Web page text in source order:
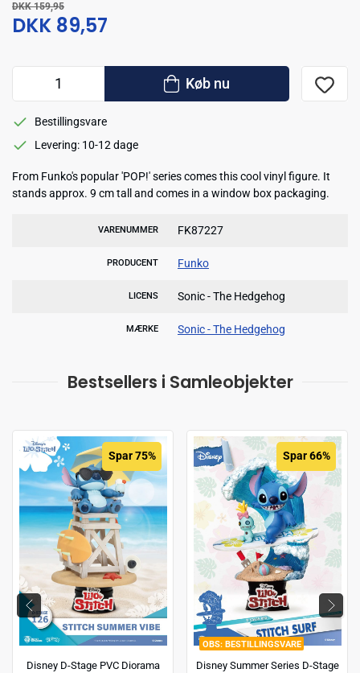
DKK 159,95
DKK 89,57
Køb nu
Bestillingsvare
Levering: 10-12 dage
From Funko's popular 'POP!' series comes this cool vinyl figure. It
stands approx. 9 cm tall and comes in a window box packaging.
VARENUMMER FK87227
PRODUCENT Funko
LICENS Sonic - The Hedgehog
MÆRKE Sonic - The Hedgehog
Bestsellers i Samleobjekter
Spar 75%
Disney D-Stage PVC Diorama
BESTILLINGSVARE
Spar 66%
Disney Summer Series D-Stage